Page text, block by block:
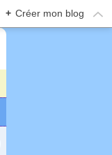
+ Créer mon blog